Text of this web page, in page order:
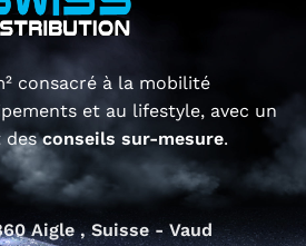
consacré à la mobilité
et au lifestyle, avec un
desconseils sur-mesure.
Aigle , Suisse - Vaud